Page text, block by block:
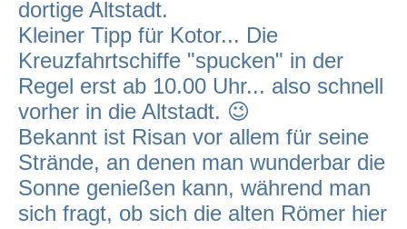
dortige Altstadt.
Kleiner Tipp für Kotor... Die
Kreuzfahrtschiffe "spucken" in der
Regel erst ab 10.00 Uhr... also schnell
vorher in die Altstadt. 😉
Bekannt ist Risan vor allem für seine
Strände, an denen man wunderbar die
Sonne genießen kann, während man
sich fragt, ob sich die alten Römer hier